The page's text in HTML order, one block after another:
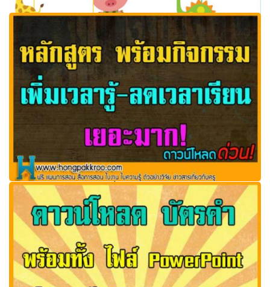
ปก กรอบ พื้นหลัง ฟรีสื่อการเรียนการสอน กรอบเวรทำความ
สะอาดประจำวันรูปการ์ตูนสัตว์
หลักสูตร พร้อมกิจกรรม เพิ่มเวลารู้-ลดเวลาเรียน เยอะมาก